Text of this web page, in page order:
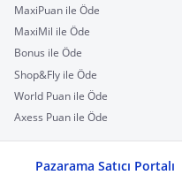
MaxiPuan ile Öde
MaxiMil ile Öde
Bonus ile Öde
Shop&Fly ile Öde
World Puan ile Öde
Axess Puan ile Öde
Pazarama Satıcı Portalı